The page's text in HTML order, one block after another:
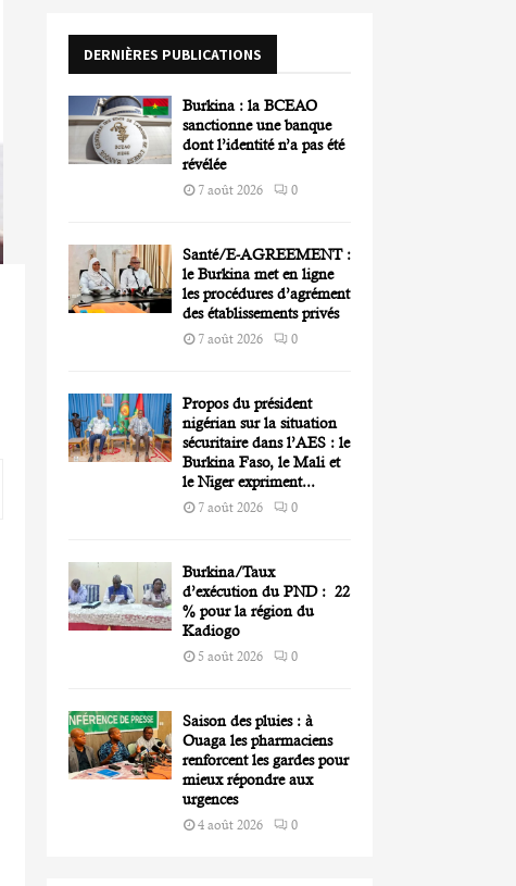
r
H
DERNIÈRES PUBLICATIONS
Burkina : la BCEAO
sanctionne une banque
dont l’identité n’a pas été
révélée
7 août 2026 0
Santé/E-AGREEMENT :
le Burkina met en ligne
les procédures d’agrément
des établissements privés
7 août 2026 0
Propos du président
nigérian sur la situation
sécuritaire dans l’AES : le
Burkina Faso, le Mali et
le Niger expriment...
7 août 2026 0
Burkina/Taux
d’exécution du PND : 22
% pour la région du
Kadiogo
5 août 2026 0
Saison des pluies : à
Ouaga les pharmaciens
renforcent les gardes pour
mieux répondre aux
urgences
4 août 2026 0